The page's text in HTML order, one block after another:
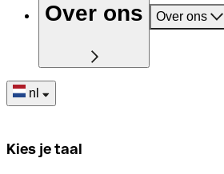
Over ons Over ons
nl
Kies je taal